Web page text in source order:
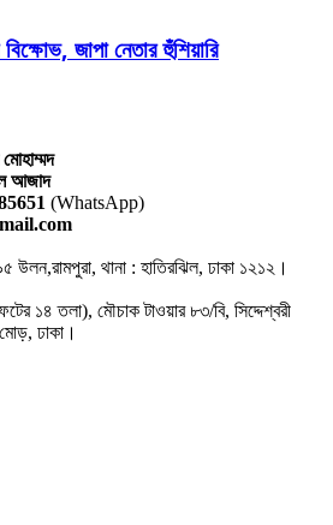
জাপা নেতার হুঁশিয়ারি
আজাদ
(WhatsApp)
উলন,রামপুরা, থানা : হাতিরঝিল, ঢাকা ১২১২।
১৪ তলা), মৌচাক টাওয়ার ৮৩/বি, সিদ্দেশ্বরী
ঢাকা।